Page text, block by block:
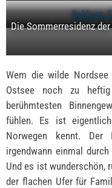
Schloss
Die Sommerresidenz
Wem die wilde
Ostsee noch zu
berühmtesten
fühlen. Es ist
Norwegen kennt.
irgendwann einmal
Und es ist wunderschön,
der flachen Ufer für